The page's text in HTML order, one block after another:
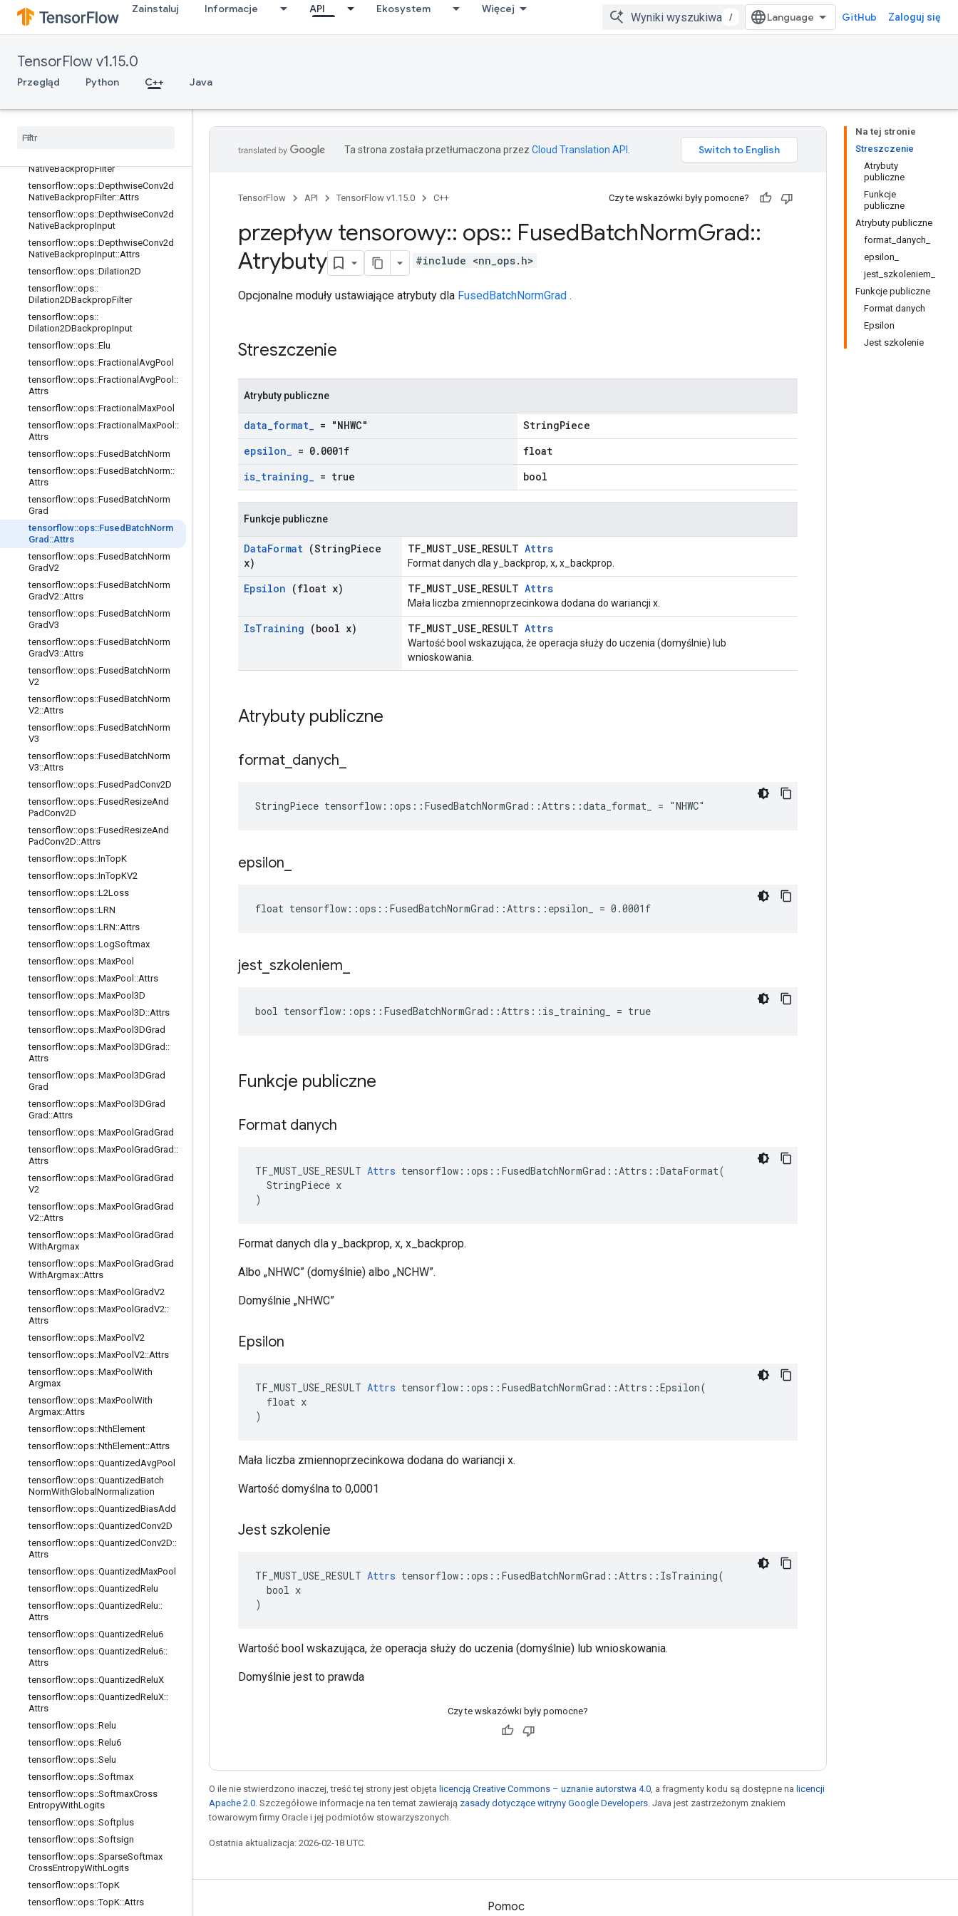
Zainstaluj Informacje API Ekosystem Więcej
/ GitHub Zaloguj się
TensorFlow v1.15.0
Przegląd Python C++ Java
tensorflow::ops::DataFormatDimMa
p::Attrs
mute::Attrs
Native
Native
NativeBackpropFilter
tensorflow::ops::DepthwiseConv2d
NativeBackpropFilter::Attrs
tensorflow::ops::DepthwiseConv2d
NativeBackpropInput
tensorflow::ops::DepthwiseConv2d
NativeBackpropInput::Attrs
tensorflow::ops::Dilation2D
tensorflow::ops::
Dilation2DBackpropFilter
tensorflow::ops::
Dilation2DBackpropInput
tensorflow::ops::Elu
tensorflow::ops::Fractional AvgPool
tensorflow::ops::Fractional AvgPool ::
Attrs
tensorflow::ops::Fractional MaxPool
tensorflow::ops::Fractional MaxPool ::
Attrs
tensorflow::ops::FusedBatchNorm
tensorflow::ops::FusedBatchNorm::
Attrs
tensorflow::ops::FusedBatchNorm
Grad
tensorflow::ops::Fused BatchNorm
Grad ::Attrs
tensorflow::ops::FusedBatchNorm
GradV2
tensorflow::ops::FusedBatchNorm
GradV2::Attrs
tensorflow::ops::FusedBatchNorm
GradV3
tensorflow::ops::FusedBatchNorm
GradV3::Attrs
tensorflow::ops::FusedBatchNorm
V2
tensorflow::ops::FusedBatchNorm
V2::Attrs
tensorflow::ops::FusedBatchNorm
V3
tensorflow::ops::FusedBatchNorm
V3::Attrs
tensorflow::ops::FusedPadConv2D
tensorflow::ops::FusedResizeAnd
PadConv2D
tensorflow::ops::FusedResizeAnd
PadConv2D::Attrs
tensorflow::ops::InTopK
tensorflow::ops::InTopKV2
tensorflow::ops::L2Loss
tensorflow::ops::LRN
tensorflow::ops::LRN::Attrs
tensorflow::ops::LogSoftmax
tensorflow::ops::MaxPool
tensorflow::ops::MaxPool ::Attrs
tensorflow::ops::MaxPool3D
tensorflow::ops::MaxPool3D::Attrs
tensorflow::ops::MaxPool3DGrad
tensorflow::ops::MaxPool3DGrad ::
Attrs
tensorflow::ops::MaxPool3DGrad
Grad
tensorflow::ops::MaxPool3DGrad
Grad ::Attrs
tensorflow::ops::MaxPool GradGrad
tensorflow::ops::MaxPool GradGrad ::
Attrs
tensorflow::ops::MaxPool GradGrad
V2
tensorflow::ops::MaxPool GradGrad
V2::Attrs
tensorflow::ops::MaxPool GradGrad
WithArgmax
tensorflow::ops::MaxPool GradGrad
WithArgmax::Attrs
tensorflow::ops::MaxPool GradV2
tensorflow::ops::MaxPool GradV2::
Attrs
tensorflow::ops::MaxPool V2
tensorflow::ops::MaxPool V2::Attrs
tensorflow::ops::MaxPool With
Argmax
tensorflow::ops::MaxPool With
Argmax::Attrs
tensorflow::ops::NthElement
tensorflow::ops::NthElement::Attrs
tensorflow::ops::QuantizedAvgPool
tensorflow::ops::QuantizedBatch
NormWithGlobal Normalization
tensorflow::ops::QuantizedBiasAdd
tensorflow::ops::QuantizedConv2D
tensorflow::ops::QuantizedConv2D::
Attrs
tensorflow::ops::QuantizedMaxPool
tensorflow::ops::QuantizedRelu
tensorflow::ops::QuantizedRelu::
Attrs
tensorflow::ops::QuantizedRelu6
tensorflow::ops::QuantizedRelu6::
Attrs
tensorflow::ops::QuantizedReluX
tensorflow::ops::QuantizedReluX::
Attrs
tensorflow::ops::Relu
tensorflow::ops::Relu6
tensorflow::ops::Selu
tensorflow::ops::Softmax
tensorflow::ops::SoftmaxCross
EntropyWithLogits
tensorflow::ops::Softplus
tensorflow::ops::Softsign
tensorflow::ops::SparseSoftmax
CrossEntropyWithLogits
tensorflow::ops::TopK
tensorflow::ops::TopK::Attrs
Na tej stronie
Streszczenie
Atrybuty
publiczne
Funkcje
publiczne
Atrybuty publiczne
format_danych_
epsilon_
jest_szkoleniem_
Funkcje publiczne
Format danych
Epsilon
Jest szkolenie
Ta strona została przetłumaczona przez Cloud Translation API
TensorFlow API TensorFlow v1.15.0 C++ Czy te wskazówki były pomocne?
przepływ tensorowy:: ops:: FusedBatchNormGrad::
Atrybuty
#include <nn_ops.h>
Opcjonalne moduły ustawiające atrybuty dla FusedBatchNormGrad .
Streszczenie
Atrybuty publiczne
data_format_ = "NHWC"
StringPiece
epsilon_ = 0. 0001f
float
is_training_ = true bool
Funkcje publiczne
DataFormat (StringPiece
x)
TF_MUST_USE_RESULT Attrs
Format danych dla y_backprop, x, x_backprop.
Epsilon (float x) TF_MUST_USE_RESULT Attrs
Mała liczba zmiennoprzecinkowa dodana do wariancji x.
IsTraining (bool x) TF_MUST_USE_RESULT Attrs
Wartość bool wskazująca, że ​​operacja służy do uczenia (domyślnie) lub
wnioskowania.
Atrybuty publiczne
format danych
StringPiece tensorflow::ops::FusedBatchNormGrad::Attrs::data_format_ = "NHWC"
epsilon
float tensorflow::ops::FusedBatchNormGrad::Attrs::epsilon_ = 0.0001f
jest szkoleniem
bool tensorflow::ops::FusedBatchNormGrad::Attrs::is_training_ = true
Funkcje publiczne
Format danych
TF_MUST_USE_RESULT Attrs tensorflow::ops::FusedBatchNormGrad::Attrs::DataFormat(
  StringPiece x
)
Format danych dla y_backprop, x, x_backprop.
Albo „NHWC” (domyślnie) albo „NCHW”.
Domyślnie „NHWC”
Epsilon
TF_MUST_USE_RESULT Attrs tensorflow::ops::FusedBatchNormGrad::Attrs::Epsilon(
  float x
)
Mała liczba zmiennoprzecinkowa dodana do wariancji x.
Wartość domyślna to 0,0001
Jest szkolenie
TF_MUST_USE_RESULT Attrs tensorflow::ops::FusedBatchNormGrad::Attrs::IsTraining(
  bool x
)
Wartość bool wskazująca, że ​​operacja służy do uczenia (domyślnie) lub wnioskowania.
Domyślnie jest to prawda
Czy te wskazówki były pomocne?
O ile nie stwierdzono inaczej, treść tej strony jest objęta licencją Creative Commons – uznanie autorstwa 4.0 , a fragmenty kodu są dostępne na licencji
Apache 2.0 . Szczegółowe informacje na ten temat zawierają zasady dotyczące witryny Google Developers . Java jest zastrzeżonym znakiem
towarowym firmy Oracle i jej podmiotów stowarzyszonych.
Ostatnia aktualizacja: 2026-02-18 UTC.
Pozostawaj w kontakcie Pomoc